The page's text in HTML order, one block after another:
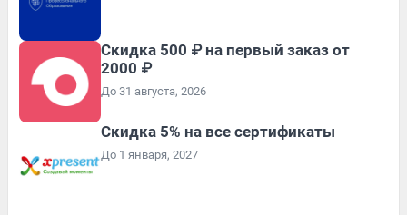
Скидка 500 ₽ на первый заказ от
2000 ₽
До 31 августа, 2026
Скидка 5% на все сертификаты
До 1 января, 2027